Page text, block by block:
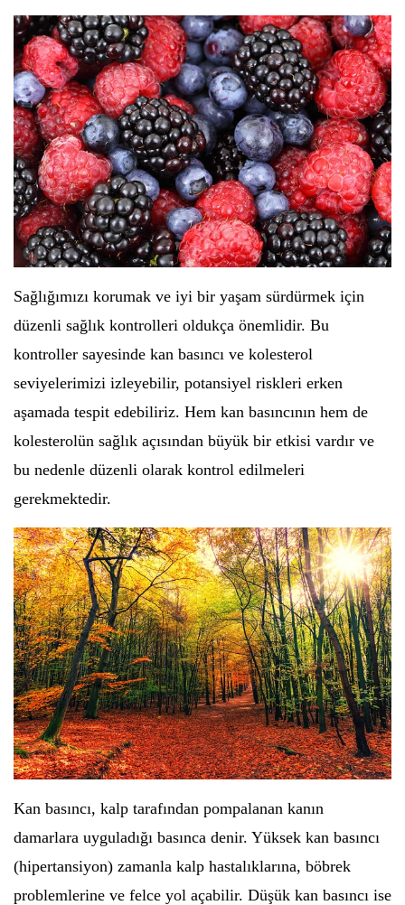
Sağlığımızı korumak ve iyi bir yaşam sürdürmek için
düzenli sağlık kontrolleri oldukça önemlidir. Bu
kontroller sayesinde kan basıncı ve kolesterol
seviyelerimizi izleyebilir, potansiyel riskleri erken
aşamada tespit edebiliriz. Hem kan basıncının hem de
kolesterolün sağlık açısından büyük bir etkisi vardır ve
bu nedenle düzenli olarak kontrol edilmeleri
gerekmektedir.
Kan basıncı, kalp tarafından pompalanan kanın
damarlara uyguladığı basınca denir. Yüksek kan basıncı
(hipertansiyon) zamanla kalp hastalıklarına, böbrek
problemlerine ve felce yol açabilir. Düşük kan basıncı ise